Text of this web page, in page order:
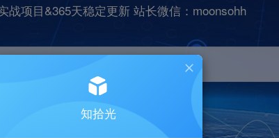
战项目&365天稳定更新 站长微信：moonsohh
快手
知拾光